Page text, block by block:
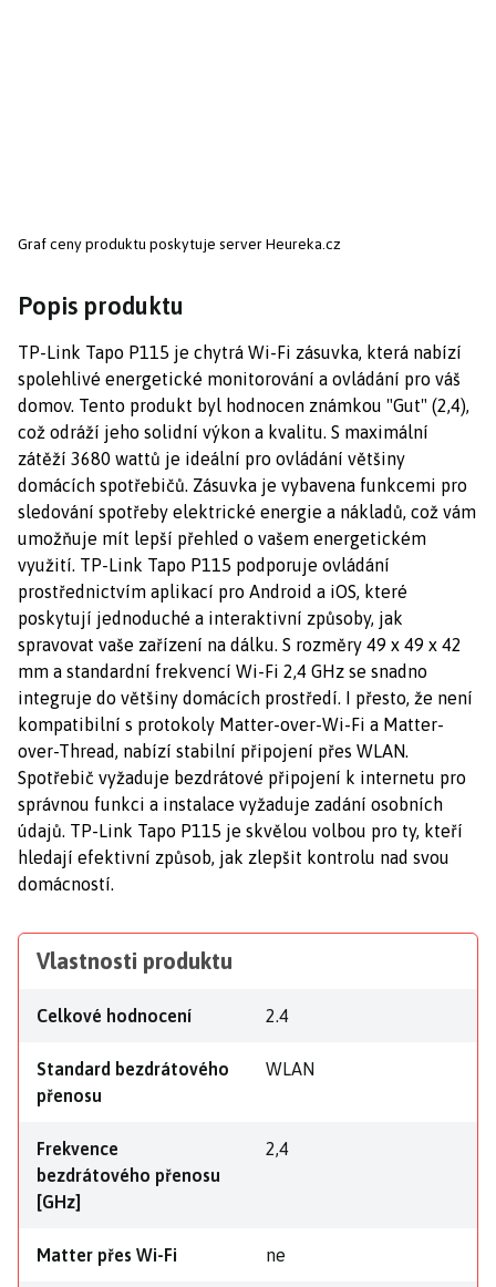
Graf ceny produktu poskytuje server Heureka.cz
Popis produktu
TP-Link Tapo P115 je chytrá Wi-Fi zásuvka, která nabízí
spolehlivé energetické monitorování a ovládání pro váš
domov. Tento produkt byl hodnocen známkou "Gut" (2,4),
což odráží jeho solidní výkon a kvalitu. S maximální
zátěží 3680 wattů je ideální pro ovládání většiny
domácích spotřebičů. Zásuvka je vybavena funkcemi pro
sledování spotřeby elektrické energie a nákladů, což vám
umožňuje mít lepší přehled o vašem energetickém
využití. TP-Link Tapo P115 podporuje ovládání
prostřednictvím aplikací pro Android a iOS, které
poskytují jednoduché a interaktivní způsoby, jak
spravovat vaše zařízení na dálku. S rozměry 49 x 49 x 42
mm a standardní frekvencí Wi-Fi 2,4 GHz se snadno
integruje do většiny domácích prostředí. I přesto, že není
kompatibilní s protokoly Matter-over-Wi-Fi a Matter-
over-Thread, nabízí stabilní připojení přes WLAN.
Spotřebič vyžaduje bezdrátové připojení k internetu pro
správnou funkci a instalace vyžaduje zadání osobních
údajů. TP-Link Tapo P115 je skvělou volbou pro ty, kteří
hledají efektivní způsob, jak zlepšit kontrolu nad svou
domácností.
Vlastnosti produktu
Celkové hodnocení 2.4
Standard bezdrátového
přenosu
WLAN
Frekvence
bezdrátového přenosu
[GHz]
2,4
Matter přes Wi-Fi ne